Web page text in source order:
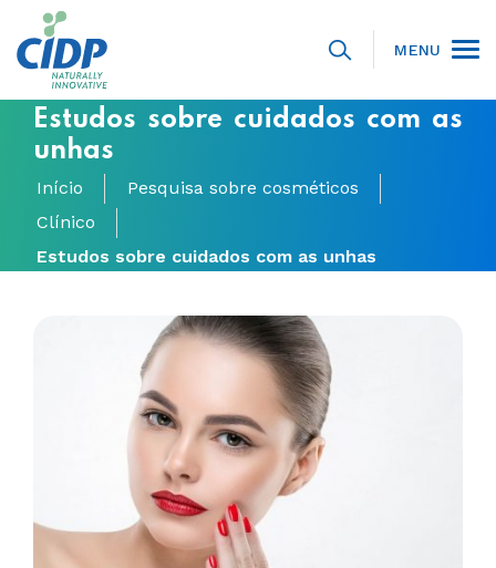
MENU
Estudos sobre cuidados com as
unhas
Início
Pesquisa sobre cosméticos
Clínico
Estudos sobre cuidados com as unhas